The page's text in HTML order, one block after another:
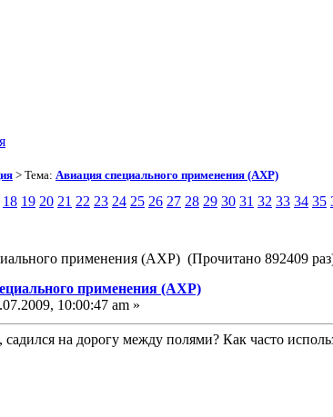
> Тема: Авиация специального применения (АХР)
18 19 20 21 22 23 24 25 26 27 28 29 30 31 32 33 34 35
применения (АХР) (Прочитано 892409
применения (АХР)
10:00:47 am »
на дорогу между полями? Как часто